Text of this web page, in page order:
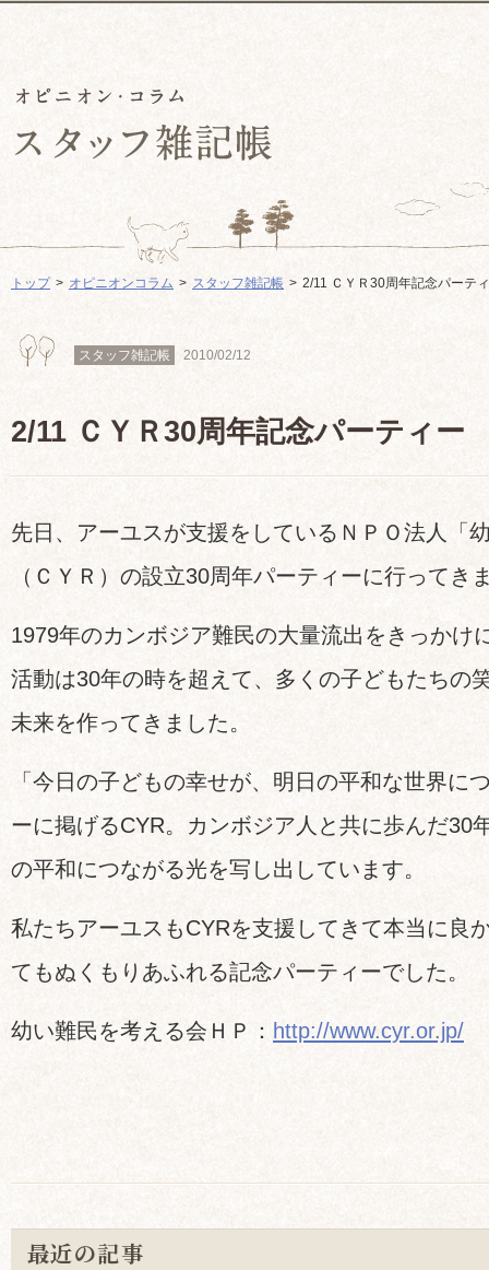
トップ オピニオンコラム スタッフ雑記帳 2/11 ＣＹＲ30周年記念パーテ
スタッフ雑記帳 2010/02/12
2/11 ＣＹＲ30周年記念パーティー
先日、アーユスが支援をしているＮＰＯ法人「
（ＣＹＲ）の設立30周年パーティーに行ってき
1979年のカンボジア難民の大量流出をきっかけ
活動は30年の時を超えて、多くの子どもたちの
未来を作ってきました。
「今日の子どもの幸せが、明日の平和な世界に
ーに掲げるCYR。カンボジア人と共に歩んだ30
の平和につながる光を写し出しています。
私たちアーユスもCYRを支援してきて本当に良
てもぬくもりあふれる記念パーティーでした。
幼い難民を考える会ＨＰ： http://www.cyr.or.jp/
最近の記事